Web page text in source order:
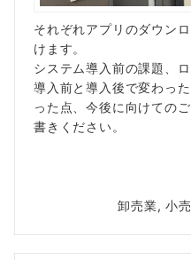
それぞれアプリのダウン
けます。
システム導入前の課題、
導入前と導入後で変わっ
った点、今後に向けての
書きください。
卸売業, 小